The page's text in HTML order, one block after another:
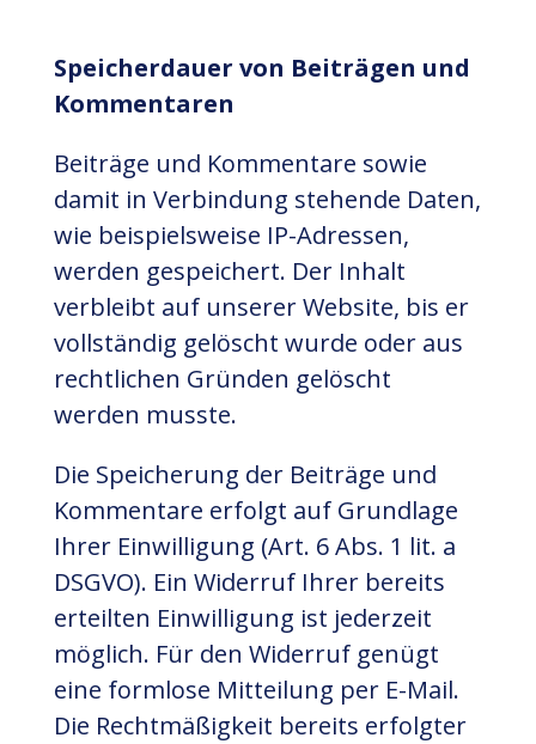
Speicherdauer von Beiträgen und
Kommentaren
Beiträge und Kommentare sowie
damit in Verbindung stehende Daten,
wie beispielsweise IP-Adressen,
werden gespeichert. Der Inhalt
verbleibt auf unserer Website, bis er
vollständig gelöscht wurde oder aus
rechtlichen Gründen gelöscht
werden musste.
Die Speicherung der Beiträge und
Kommentare erfolgt auf Grundlage
Ihrer Einwilligung (Art. 6 Abs. 1 lit. a
DSGVO). Ein Widerruf Ihrer bereits
erteilten Einwilligung ist jederzeit
möglich. Für den Widerruf genügt
eine formlose Mitteilung per E-Mail.
Die Rechtmäßigkeit bereits erfolgter